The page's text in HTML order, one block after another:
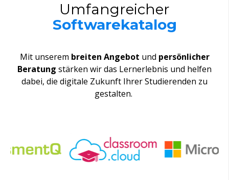
Umfangreicher
Softwarekatalog
Mit unserem breiten Angebot und persönlicher
Beratung stärken wirdas Lernerlebnis und helfen
dabei, die digitale Zukunft IhrerStudierenden zu
gestalten.